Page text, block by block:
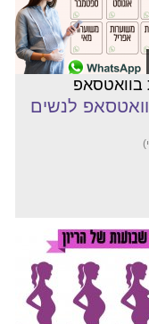
בוואטסאפ
לנשים